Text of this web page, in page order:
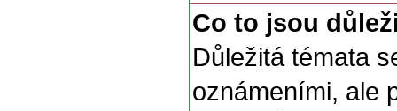
Co to jsou
Důležitá témata
oznámeními, ale